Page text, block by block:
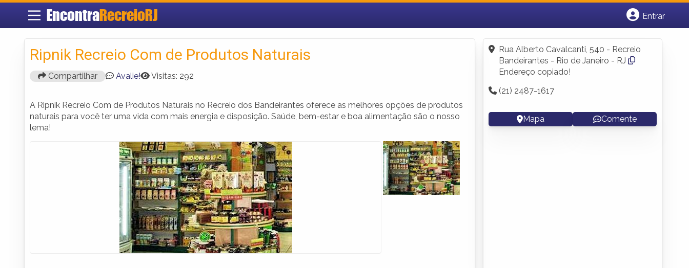
EncontraRecreioRJ
Entrar
Fazer login
Criar conta
Ripnik Recreio Com de Produtos Naturais
Compartilhar Avalie! Visitas: 292
A Ripnik Recreio Com de Produtos Naturais no Recreio dos Bandeirantes oferece as melhores opções de produtos
naturais para você ter uma vida com mais energia e disposição. Saúde, bem-estar e boa alimentação são o nosso
lema!
Rua Alberto Cavalcanti, 540 - Recreio
Bandeirantes - Rio de Janeiro - RJ
Endereço copiado!
(21) 2487-1617
Mapa Comente